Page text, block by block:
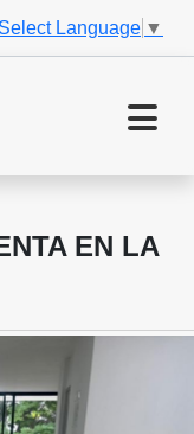
Select Language ▼
EN LA